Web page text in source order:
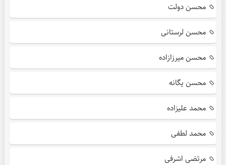
محسن دولت
محسن لرستانی
محسن میرزازاده
محسن یگانه
محمد علیزاده
محمد لطفی
مرتضی اشرفی